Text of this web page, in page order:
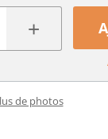
+
de photos